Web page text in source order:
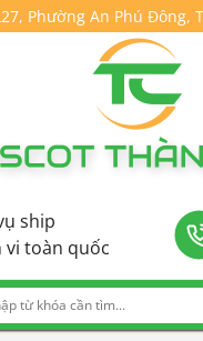
Phường An Phú Đông,
ship
vi toàn quốc